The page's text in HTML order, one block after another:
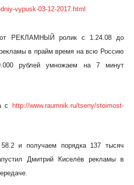
vypusk-03-12-2017.html
РЕКЛАМНЫЙ ролик с 1.24.08 до
в прайм время на всю Россию
рублей умножаем на 7 минут
с http://www.raumnik.ru/tseny/stoimost-
и получаем порядка 137 тысяч
Дмитрий Киселёв рекламы в